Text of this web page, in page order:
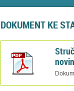
DOKUMENT KE